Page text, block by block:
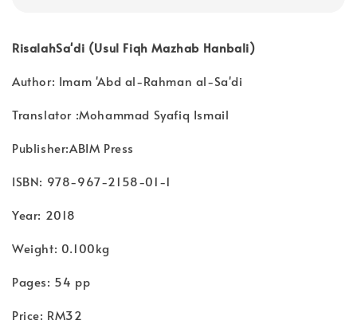
RisalahSa'di (Usul Fiqh Mazhab Hanbali)
Author: Imam 'Abd al-Rahman al-Sa'di
Translator :Mohammad Syafiq Ismail
Publisher:ABIM Press
ISBN: 978-967-2158-01-1
Year: 2018
Weight: 0.100kg
Pages: 54 pp
Price: RM32